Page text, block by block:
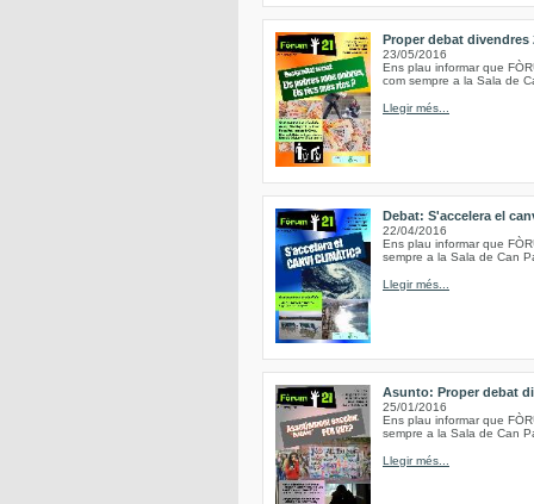
Proper debat
23/05/2016
Ens plau informar que
com sempre a la Sala de
Llegir més...
Debat: S'accelera el
22/04/2016
Ens plau informar que
sempre a la Sala de Can
Llegir més...
Asunto: Proper debat
25/01/2016
Ens plau informar que
sempre a la Sala de Can
Llegir més...